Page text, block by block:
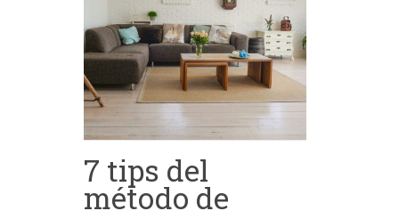
7 tips del
método de